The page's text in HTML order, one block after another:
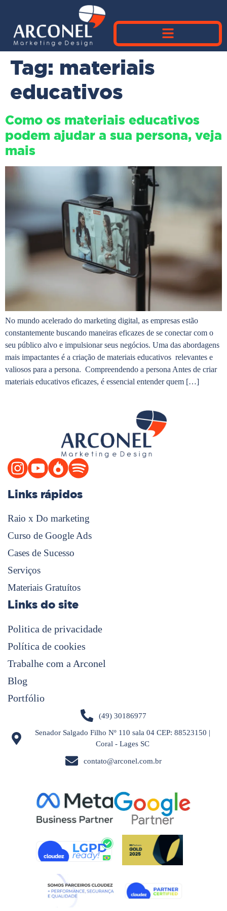
Tag: materiais
educativos
Como os materiais educativos
podem ajudar a sua persona, veja
mais
No mundo acelerado do marketing digital, as empresas estão
constantemente buscando maneiras eficazes de se conectar com o
seu público alvo e impulsionar seus negócios. Uma das abordagens
mais impactantes é a criação de materiais educativos relevantes e
valiosos para a persona. Compreendendo a persona Antes de criar
materiais educativos eficazes, é essencial entender quem […]
Links rápidos
Raio x Do marketing
Curso de Google Ads
Cases de Sucesso
Serviços
Materiais Gratuítos
Links do site
Politica de privacidade
Política de cookies
Trabalhe com a Arconel
Blog
Portfólio
(49) 30186977
Senador Salgado Filho Nº 110 sala 04 CEP: 88523150 |
Coral - Lages SC
contato@arconel.com.br